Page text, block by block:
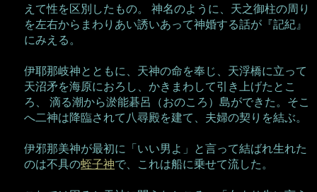
えて性を区別したもの。 神名のように、天之御柱の周り
を左右からまわりあい誘いあって神婚する話が『記紀』
にみえる。
伊耶那岐神とともに、天神の命を奉じ、天浮橋に立って
天沼矛を海原におろし、かきまわして引き上げたとこ
ろ、 滴る潮から淤能碁呂（おのころ）島ができた。そこ
へ二神は降臨されて八尋殿を建て、夫婦の契りを結ぶ。
伊邪那美神が最初に「いい男よ」と言って結ばれ生れた
のは不具の蛭子神で、これは船に乗せて流した。